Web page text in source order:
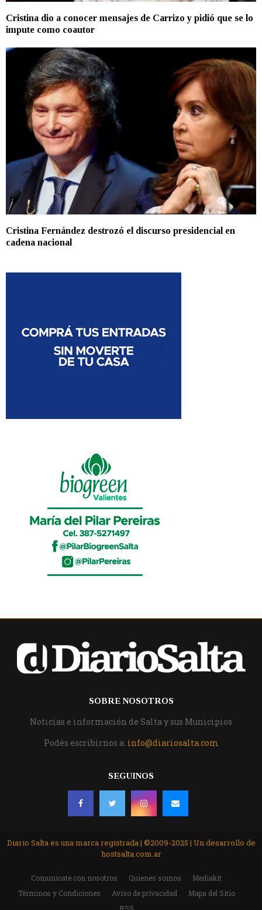
Cristina dio a conocer mensajes de Carrizo y pidió que se lo
impute como coautor
Cristina Fernández destrozó el discurso presidencial en
cadena nacional
SOBRE NOSOTROS
Noticias e información de Salta y sus Municipios
Podés escribirnos a: info@diariosalta.com
SEGUINOS
Diario Salta es una marca registrada | ©2009-2025 | Un desarrollo de
hostsalta.com.ar
Comunicate con nosotros Quienes somos
Mediakit
Términos y Condiciones
Aviso de privacidad
Mapa del Sitio
RSS